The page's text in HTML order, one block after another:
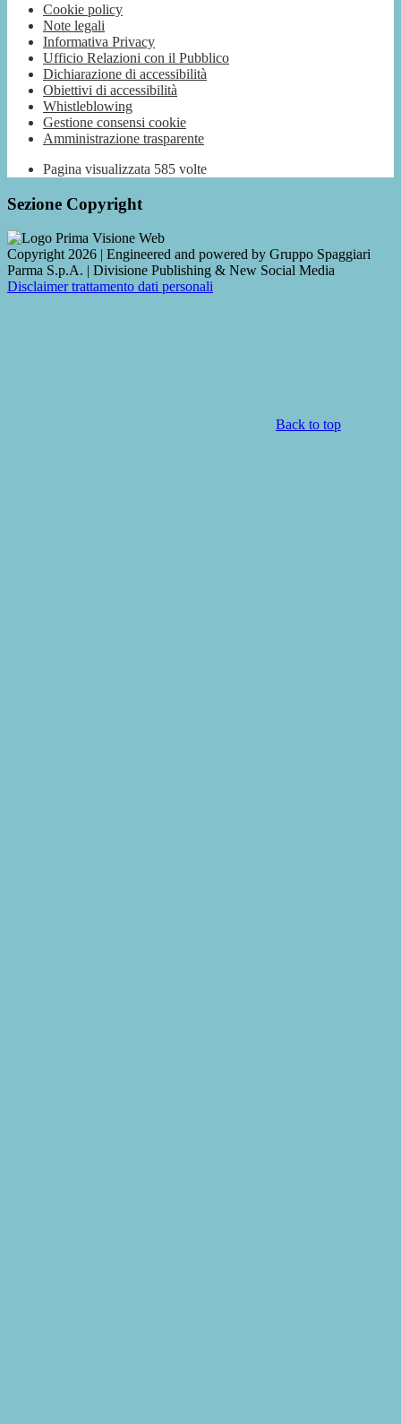
Cookie policy
Note legali
Informativa Privacy
Ufficio Relazioni con il Pubblico
Dichiarazione di accessibilità
Obiettivi di accessibilità
Whistleblowing
Gestione consensi cookie
Amministrazione trasparente
Pagina visualizzata 585 volte
Sezione Copyright
Copyright 2026 | Engineered and powered by Gruppo Spaggiari
Parma S.p.A. | Divisione Publishing & New Social Media
Disclaimer trattamento dati personali
Back to top